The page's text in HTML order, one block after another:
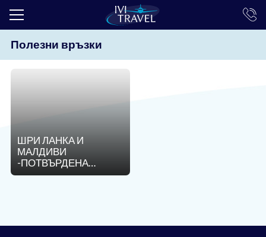
ТОП ОФЕРТИ
КРУИЗИ
LAST MINUTE
Полезни връзки
ШРИ ЛАНКА И
МАЛДИВИ
-ПОТВЪРДЕНА
ГРУПА! 22.01.2026